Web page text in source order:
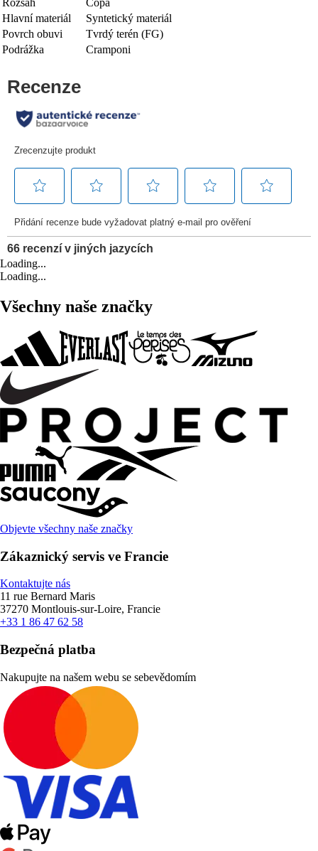
Hlavní materiál
Syntetický materiál
Povrch obuvi
Tvrdý terén (FG)
Podrážka
Cramponi
Loading...
Loading...
Všechny naše značky
Objevte všechny naše značky
Zákaznický servis ve Francie
Kontaktujte nás
11 rue Bernard Maris
37270 Montlouis-sur-Loire, Francie
+33 1 86 47 62 58
Bezpečná platba
Nakupujte na našem webu se sebevědomím